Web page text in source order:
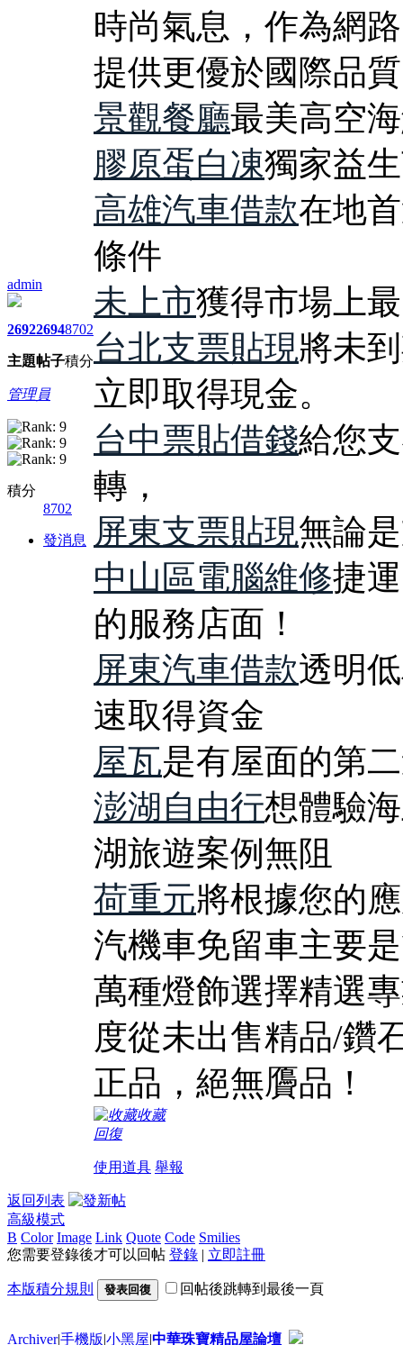
admin
2692
主題
2694
帖子
8702
積分
管理員
積分
8702
發消息
時尚氣息，作為網
提供更優於國際品
景觀餐廳最美高空
膠原蛋白凍獨家益
高雄汽車借款在地
條件
未上市獲得市場上
台北支票貼現將未
立即取得現金。
台中票貼借錢給您
轉，
屏東支票貼現無論
中山區電腦維修捷
的服務店面！
屏東汽車借款透明
速取得資金
屋瓦是有屋面的第
澎湖自由行想體驗
湖旅遊案例無阻
荷重元將根據您的
汽機車免留車主要
萬種燈飾選擇精選
度從未出售精品/鑽
正品，絕無贗品！
收藏
回復
使用道具 舉報
返回列表
高級模式
B Color Image Link Quote Code Smilies
您需要登錄後才可以回帖 登錄 | 立即註冊
本版積分規則 發表回復 回帖後跳轉到最後一頁
Archiver|手機版|小黑屋|中華珠寶精品屋論壇